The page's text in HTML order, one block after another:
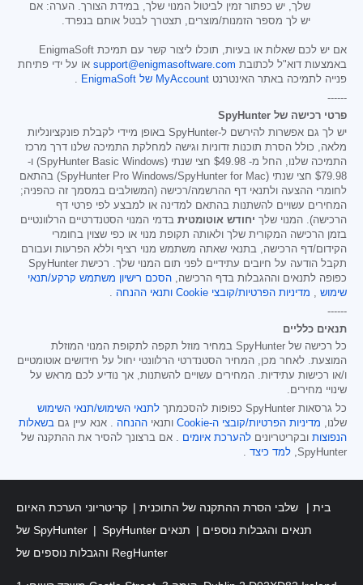
שלך, יש כפתור זמין לביטול המנוי שלך, במידת הצורך. הערה: אם
יש לך מספר הזמנות/מוצרים, תצטרך לבטל אותם בנפרד.
אם יש לכם שאלות או בעיות, תוכלו ליצור קשר עם תמיכת EnigmaSoft
באמצעות דוא"ל לכתובת support@enigmasoftware.com או על ידי פתיחת
פנייה לתמיכה באתר האינטרנט MyAccount של EnigmaSoft
.
------
פרטי רכישה של SpyHunter
יש לך גם אפשרות להירשם ל-SpyHunter באופן מיידי לקבלת פונקציונליות
מלאה, כולל הסרת תוכנות זדוניות וגישה למחלקת התמיכה שלנו דרך מרכז
התמיכה שלנו, החל מ- $49.98 חצי שנתי (SpyHunter Basic Windows) ו-
$79.98
חצי שנתי (SpyHunter Pro Windows/SpyHunter for Mac) בהתאם
לחומרי ההצעה ולתנאי דף ההרשמה/רכישה (המשולבים במסמך זה כהפניה;
המחירים עשויים להשתנות בהתאם למדינה או למבצע לפי פרטי דף
הרכישה). המנוי שלך יחודש אוטומטית בדמי המנוי הסטנדרטיים הרלוונטיים
בזמן הרכישה המקורית שלך ולאותה תקופת מנוי או כפי שצוין בחומרי
הקידום/דף הרכישה, בתנאי שאתה משתמש מנוי רציף וללא הפרעות ועבורם
תקבל הודעה על חיובים עתידיים לפני תום המנוי שלך. רכישת SpyHunter
כפופה לתנאים וההגבלות בדף הרכישה, הסכם רישיון משתמש קרקע/תנאי
שימוש , מדיניות הפרטיות/קובצי Cookie ותנאי ההנחה .
------
תנאים כלליים
כל רכישה של SpyHunter במחיר מוזל תקפה לתקופת המנוי המוזלת
המוצעת. לאחר מכן, המחיר הסטנדרטי הרלוונטי יחול על חידושים אוטומטיים
ו/או רכישות עתידיות. המחירים עשויים להשתנות, אך נודיע לכם מראש על
שינויי מחירים.
כל גרסאות SpyHunter כפופות להסכמתך
לתנאי השימוש/תנאי השימוש
שלנו, מדיניות הפרטיות/קובצי ה-Cookie ותנאי ההנחה . אנא עיין גם בשאלות
הנפוצות ובקריטריונים להערכת איומים . אם ברצונך להסיר את ההתקנה של
SpyHunter, למד כיצד .
בית שלבי הסרת ההתקנה של התוכנית
קריטריוני הערכת האיום
של SpyHunter
SpyHunter תנאים והגבלות נוספים
תנאים
והגבלות נוספים של RegHunter